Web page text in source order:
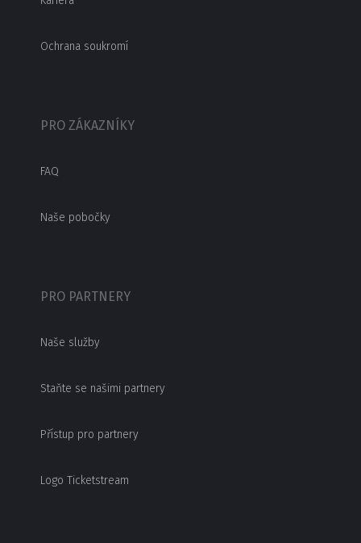
Ochrana soukromí
PRO ZÁKAZNÍKY
FAQ
Naše pobočky
PRO PARTNERY
Naše služby
Staňte se našimi partnery
Přístup pro partnery
Logo Ticketstream